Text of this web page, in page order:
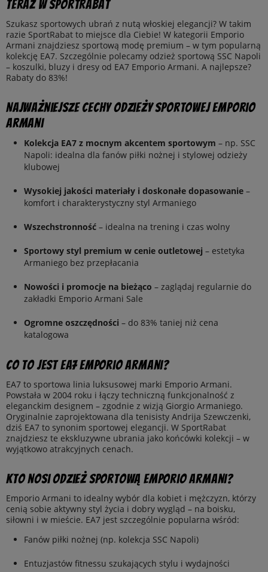
teraz w SportRabat
Szukasz sportowych ubrań z nutą włoskiej elegancji? W takim
razie SportRabat to miejsce dla Ciebie! W kategorii Emporio
Armani znajdziesz sportową modę premium – w tym popularną
kolekcję EA7. Szczególnie polecamy odzież sportową SSC Napoli
– koszulki, bluzy i dresy od EA7 Emporio Armani. A najlepsze?
Rabaty do 83%!
Najważniejsze cechy odzieży sportowej Emporio
Armani
Kolekcja EA7 z mocnym akcentem sportowym – np. SSC
Napoli: idealna dla fanów piłki nożnej i stylowej odzieży
klubowej
Wysokiej jakości materiały i doskonałe dopasowanie –
komfort i charakterystyczny styl Armaniego
Wszechstronność – idealna na trening i czas wolny
Sportowy styl premium w cenie outletowej – estetyka
Armaniego bez przepłacania
Nowości i promocje na bieżąco – zaglądaj regularnie do
zakładki Emporio Armani Sale
Ogromne oszczędności – do 83% taniej niż cena
katalogowa
Co to jest EA7 Emporio Armani?
EA7 to sportowa linia luksusowej marki Emporio Armani.
Powstała w 2004 roku i łączy techniczną funkcjonalność z
eleganckim designem – zgodnie z wizją Giorgio Armaniego.
Oryginalnie zaprojektowana dla tenisisty Andrija Szewczenki,
dziś EA7 to synonim sportowej elegancji. W SportRabat
znajdziesz te ekskluzywne ubrania jako końcówki kolekcji – w
wyjątkowo atrakcyjnych cenach.
Kto nosi odzież sportową Emporio Armani?
Emporio Armani to idealny wybór dla kobiet i mężczyzn, którzy
cenią sobie aktywny styl życia i dobry wygląd – na boisku,
siłowni i w mieście. EA7 jest szczególnie popularna wśród:
Fanów piłki nożnej (np. kolekcja SSC Napoli)
Entuzjastów fitnessu szukających stylu i wydajności